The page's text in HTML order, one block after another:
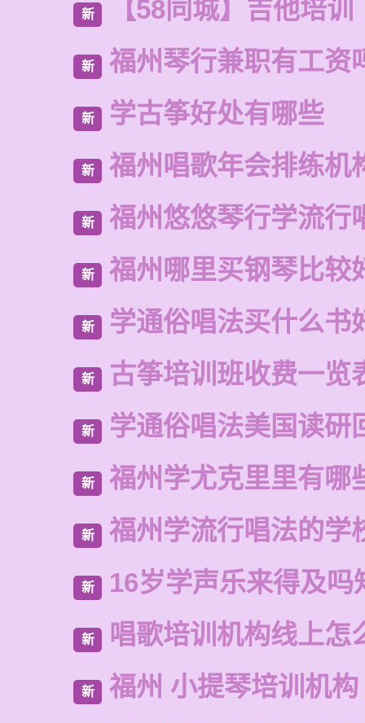
新 【58同城】吉他培训
新 福州琴行兼职有工资
新 学古筝好处有哪些
新 福州唱歌年会排练机
新 福州悠悠琴行学流行
新 福州哪里买钢琴比较
新 学通俗唱法买什么书
新 古筝培训班收费一览
新 学通俗唱法美国读研
新 福州学尤克里里有哪
新 福州学流行唱法的学
新 16岁学声乐来得及吗
新 唱歌培训机构线上怎
新 福州 小提琴培训机构